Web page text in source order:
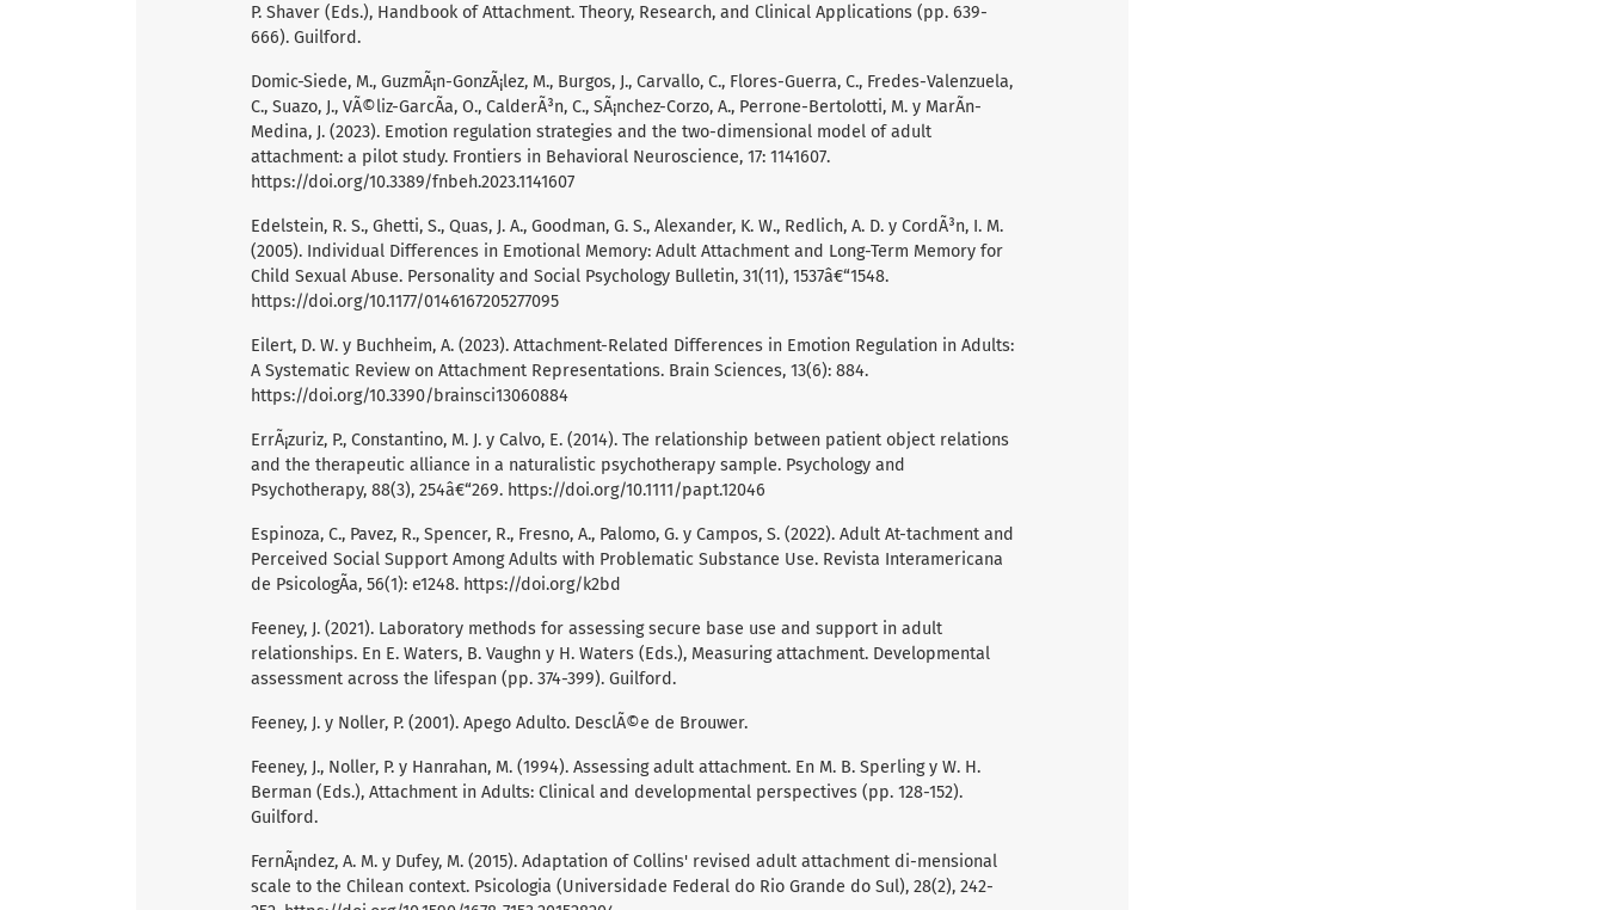
P. Shaver (Eds.), Handbook of Attachment. Theory, Research, and Clinical Applications (pp. 639-
666). Guilford.
Domic-Siede, M., GuzmÃ¡n-GonzÃ¡lez, M., Burgos, J., Carvallo, C., Flores-Guerra, C., Fredes-Valenzuela,
C., Suazo, J., VÃ©liz-GarcÃ­a, O., CalderÃ³n, C., SÃ¡nchez-Corzo, A., Perrone-Bertolotti, M. y MarÃ­n-
Medina, J. (2023). Emotion regulation strategies and the two-dimensional model of adult
attachment: a pilot study. Frontiers in Behavioral Neuroscience, 17: 1141607.
https://doi.org/10.3389/fnbeh.2023.1141607
Edelstein, R. S., Ghetti, S., Quas, J. A., Goodman, G. S., Alexander, K. W., Redlich, A. D. y CordÃ³n, I. M.
(2005). Individual Differences in Emotional Memory: Adult Attachment and Long-Term Memory for
Child Sexual Abuse. Personality and Social Psychology Bulletin, 31(11), 1537â€“1548.
https://doi.org/10.1177/0146167205277095
Eilert, D. W. y Buchheim, A. (2023). Attachment-Related Differences in Emotion Regulation in Adults:
A Systematic Review on Attachment Representations. Brain Sciences, 13(6): 884.
https://doi.org/10.3390/brainsci13060884
ErrÃ¡zuriz, P., Constantino, M. J. y Calvo, E. (2014). The relationship between patient object relations
and the therapeutic alliance in a naturalistic psychotherapy sample. Psychology and
Psychotherapy, 88(3), 254â€“269. https://doi.org/10.1111/papt.12046
Espinoza, C., Pavez, R., Spencer, R., Fresno, A., Palomo, G. y Campos, S. (2022). Adult At-tachment and
Perceived Social Support Among Adults with Problematic Substance Use. Revista Interamericana
de PsicologÃ­a, 56(1): e1248. https://doi.org/k2bd
Feeney, J. (2021). Laboratory methods for assessing secure base use and support in adult
relationships. En E. Waters, B. Vaughn y H. Waters (Eds.), Measuring attachment. Developmental
assessment across the lifespan (pp. 374-399). Guilford.
Feeney, J. y Noller, P. (2001). Apego Adulto. DesclÃ©e de Brouwer.
Feeney, J., Noller, P. y Hanrahan, M. (1994). Assessing adult attachment. En M. B. Sperling y W. H.
Berman (Eds.), Attachment in Adults: Clinical and developmental perspectives (pp. 128-152).
Guilford.
FernÃ¡ndez, A. M. y Dufey, M. (2015). Adaptation of Collins' revised adult attachment di-mensional
scale to the Chilean context. Psicologia (Universidade Federal do Rio Grande do Sul), 28(2), 242-